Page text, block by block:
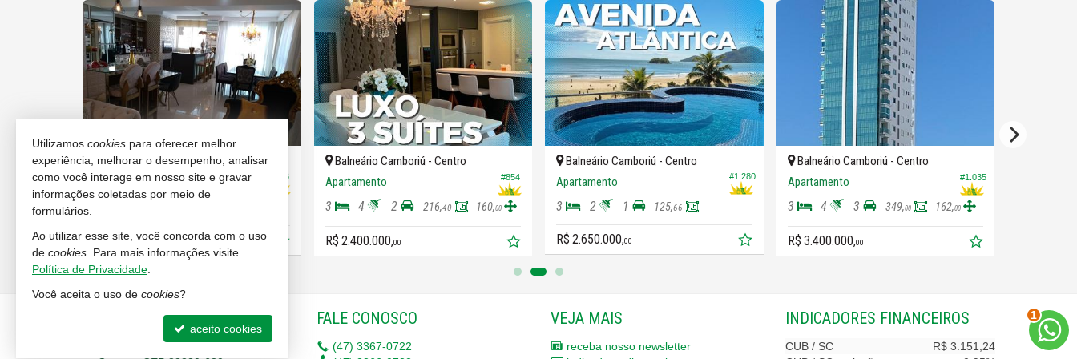
#992
122,80
#696
Balneário Camboriú -Centro
Apartamento
R$ 2.400.000, 00
#854
Balneário Camboriú - Centro
Apartamento
3 4 2 216,40 160,00
R$ 2.400.000,00
#1.280
Balneário Camboriú - Centro
Apartamento
3 2 1 125,66
R$ 2.650.000,00
#1.035
Balneário Camboriú - Centro
Apartamento
3 4 3 349,00 162,00
R$ 3.400.000,00
IMOBILIÁRIA RENASCENÇA
Rua 620, nº 123 - Sala 6
FALE CONOSCO
(47) 3367-0722
VEJA MAIS
receba nosso newsletter
INDICADORES FINANCEIROS
CUB / SC
R$ 3.151,24
1
Utilizamos cookies para oferecer melhor
experiência, melhorar o desempenho, analisar
como você interage em nosso site e gravar
informações coletadas por meio de
formulários.
Ao utilizar esse site, você concorda com o uso
de cookies . Para mais informações visite
Política de Privacidade
Você aceita o uso de cookies?
aceito cookies